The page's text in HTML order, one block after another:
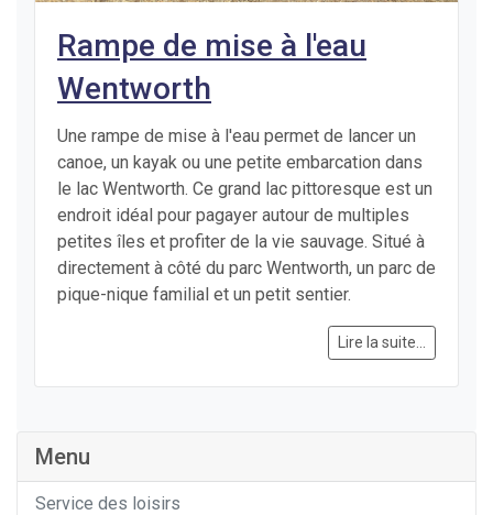
Rampe de mise à l'eau
Wentworth
Une rampe de mise à l'eau permet de lancer un
canoe, un kayak ou une petite embarcation dans
le lac Wentworth. Ce grand lac pittoresque est un
endroit idéal pour pagayer autour de multiples
petites îles et profiter de la vie sauvage. Situé à
directement à côté du parc Wentworth, un parc de
pique-nique familial et un petit sentier.
Lire la suite...
Menu
Service des loisirs